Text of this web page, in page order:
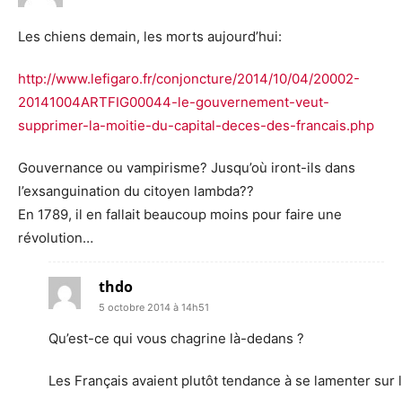
Les chiens demain, les morts aujourd’hui:
http://www.lefigaro.fr/conjoncture/2014/10/04/20002-
20141004ARTFIG00044-le-gouvernement-veut-
supprimer-la-moitie-du-capital-deces-des-francais.php
Gouvernance ou vampirisme? Jusqu’où iront-ils dans
l’exsanguination du citoyen lambda??
En 1789, il en fallait beaucoup moins pour faire une
révolution…
thdo
5 octobre 2014 à 14h51
Qu’est-ce qui vous chagrine là-dedans ?
Les Français avaient plutôt tendance à se lamenter sur